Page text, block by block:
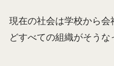
現在の社会は学校から
どすべての組織がそうな